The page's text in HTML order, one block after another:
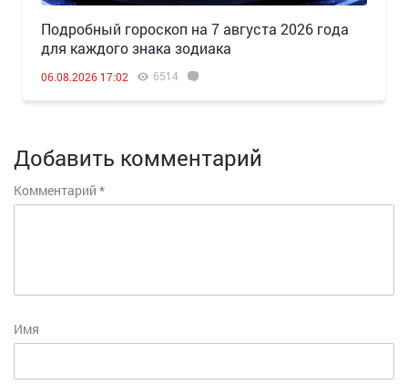
Подробный гороскоп на 7 августа 2026 года
для каждого знака зодиака
06.08.2026 17:02 6514
Добавить комментарий
Комментарий *
Имя